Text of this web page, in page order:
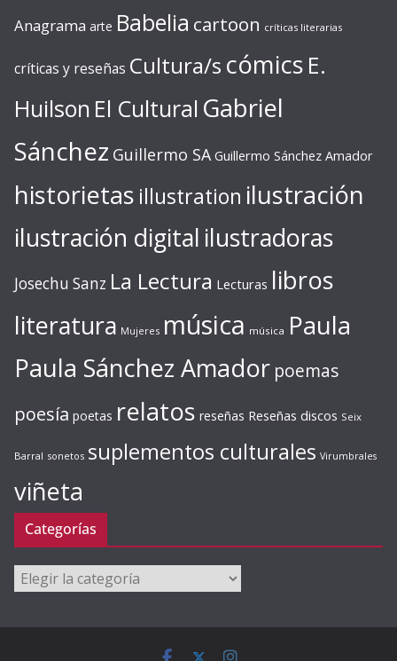
Anagrama arte Babelia cartoon críticas literarias
críticas y reseñas Cultura/s cómics E.
Huilson El Cultural Gabriel
Sánchez Guillermo SA Guillermo Sánchez Amador
historietas illustration ilustración
ilustración digital ilustradoras
Josechu Sanz La Lectura Lecturas libros
literatura Mujeres música música Paula
Paula Sánchez Amador poemas
poesía poetas relatos reseñas Reseñas discos Seix
Barral sonetos suplementos culturales Virumbrales
viñeta
Categorías
Categorías